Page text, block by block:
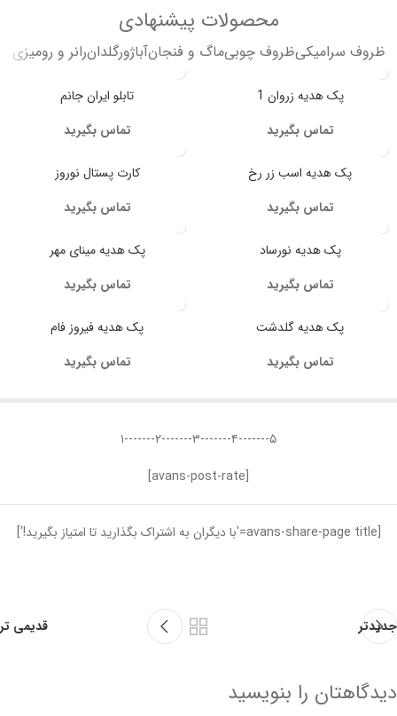
محصولات پیشنهادی
ظروف سرامیکیظروف چوبیماگ و فنجانآباژورگلدانرانر و رومیزی
پک هدیه زروان 1
تماس بگیرید
تابلو ایران جانم
تماس بگیرید
پک هدیه اسب زر رخ
تماس بگیرید
کارت پستال نوروز
تماس بگیرید
پک هدیه نورساد
تماس بگیرید
پک هدیه مینای مهر
تماس بگیرید
پک هدیه گلدشت
تماس بگیرید
پک هدیه فیروز فام
تماس بگیرید
۵-------۴-------۳-------۲-------۱
[avans-post-rate]
[avans-share-page title='با دیگران به اشتراک بگذارید تا امتیاز بگیرید!']
جدیدتر قدیمی تر
دیدگاهتان را بنویسید